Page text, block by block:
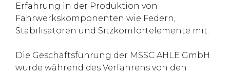
Erfahrung in der Produktion von
Fahrwerkskomponenten wie Federn,
Stabilisatoren und Sitzkomfortelemente mit.
Die Geschäftsführung der MSSC AHLE GmbH
wurde während des Verfahrens von den